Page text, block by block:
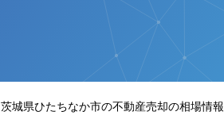
茨城県ひたちなか市の不動産売却の相場情報